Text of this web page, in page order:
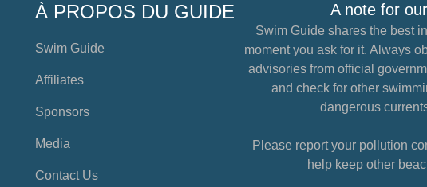
À PROPOS DU GUIDE
Swim Guide
Affiliates
Sponsors
Media
Contact Us
A note for
Swim Guide shares the best
moment you ask for it. Always
advisories from official
and check for other
dangerous
Please report your pollution
help keep other